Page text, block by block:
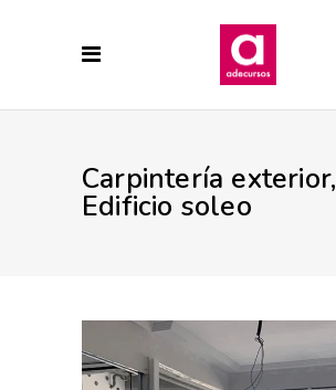
Carpintería exterior,
Edificio soleo